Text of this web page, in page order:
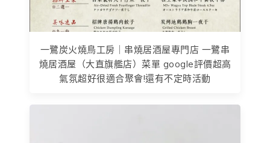
一鷺炭火燒鳥工房｜串燒居酒屋專門店 一鷺串
燒居酒屋（大直旗艦店）菜單 google評價超高
氣氛超好很適合聚會!還有不定時活動